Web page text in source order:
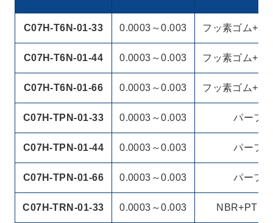
C07H-T6N-01-33 0.0003～0.003 フッ素ゴム
C07H-T6N-01-44 0.0003～0.003 フッ素ゴム
C07H-T6N-01-66 0.0003～0.003 フッ素ゴム
C07H-TPN-01-33 0.0003～0.003 パーフ
C07H-TPN-01-44 0.0003～0.003 パーフ
C07H-TPN-01-66 0.0003～0.003 パーフ
C07H-TRN-01-33 0.0003～0.003 NBR+PTFE